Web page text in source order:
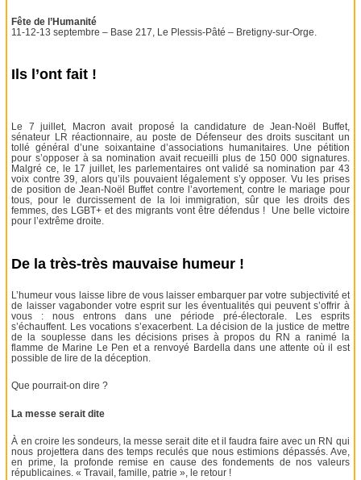
Fête de l’Humanité
11-12-13 septembre – Base 217, Le Plessis-Pâté – Bretigny-sur-Orge.
Ils l’ont fait !
Le 7 juillet, Macron avait proposé la candidature de Jean-Noël Buffet,
sénateur LR réactionnaire, au poste de Défenseur des droits suscitant un
tollé général d’une soixantaine d’associations humanitaires. Une pétition
pour s’opposer à sa nomination avait recueilli plus de 150 000 signatures.
Malgré ce, le 17 juillet, les parlementaires ont validé sa nomination par 43
voix contre 39, alors qu’ils pouvaient légalement s’y opposer. Vu les prises
de position de Jean-Noël Buffet contre l’avortement, contre le mariage pour
tous, pour le durcissement de la loi immigration, sûr que les droits des
femmes, des LGBT+ et des migrants vont être défendus ! Une belle victoire
pour l’extrême droite.
De la très-très mauvaise humeur !
L’humeur vous laisse libre de vous laisser embarquer par votre subjectivité et
de laisser vagabonder votre esprit sur les éventualités qui peuvent s’offrir à
vous : nous entrons dans une période pré-électorale. Les esprits
s’échauffent. Les vocations s’exacerbent. La décision de la justice de mettre
de la souplesse dans les décisions prises à propos du RN a ranimé la
flamme de Marine Le Pen et a renvoyé Bardella dans une attente où il est
possible de lire de la déception.
Que pourrait-on dire ?
La messe serait dite
À en croire les sondeurs, la messe serait dite et il faudra faire avec un RN qui
nous projettera dans des temps reculés que nous estimions dépassés. Ave,
en prime, la profonde remise en cause des fondements de nos valeurs
républicaines. « Travail, famille, patrie », le retour !